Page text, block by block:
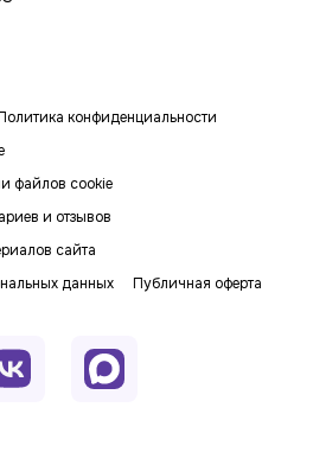
конфиденциальности
файлов cookie
и отзывов
сайта
данных
Публичная оферта